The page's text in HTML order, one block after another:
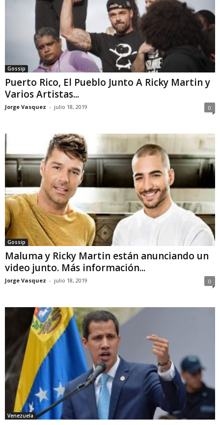
Gossip
Puerto Rico, El Pueblo Junto A Ricky Martin y
Varios Artistas...
Jorge Vasquez - julio 18, 2019 0
Gossip
Maluma y Ricky Martin están anunciando un
video junto. Más información...
Jorge Vasquez - julio 18, 2019 0
Venezuela